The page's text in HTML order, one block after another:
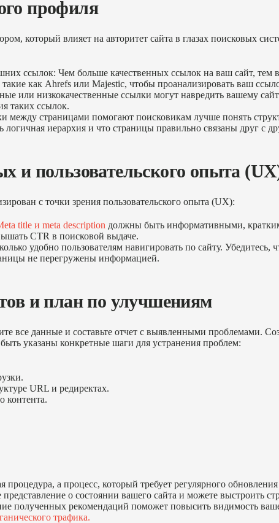
профиля
который влияет на авторитет сайта в глазах поисковых
ссылок: Чем больше качественных ссылок на ваш сайт, тем
как Ahrefs или Majestic, чтобы проанализировать ваш
или низкокачественные ссылки могут навредить вашему
таких ссылок.
между страницами помогают поисковикам лучше понять
логичная иерархия и что страницы правильно связаны друг с
и пользовательского опыта
с точки зрения пользовательского опыта (UX):
title и meta description должны быть информативными,
CTR в поисковой выдаче.
удобно пользователям навигировать по сайту. Убедитесь,
не перегружены информацией.
и план по улучшениям
все данные и составьте отчет с выявленными проблемами.
указаны конкретные шаги для устранения проблем:
URL и редиректах.
контента.
процедура, а процесс, который требует регулярного
представление о состоянии вашего сайта и можете выстроить
полученных рекомендаций поможет повысить видимость
трафика.